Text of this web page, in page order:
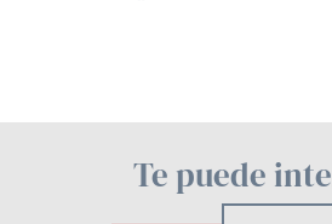
Te puede